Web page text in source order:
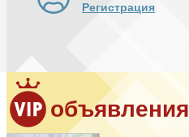
Регистрация
объявления